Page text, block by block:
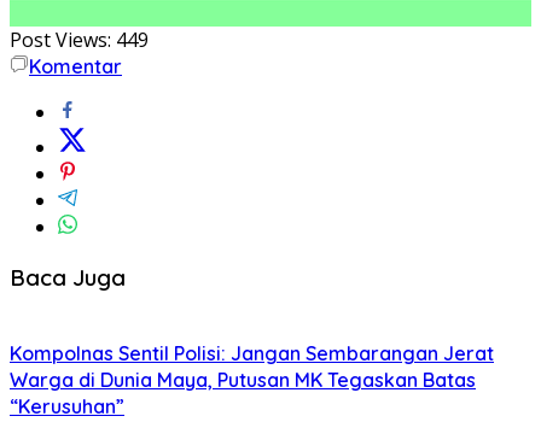
Post Views: 449
Komentar
Baca Juga
Kompolnas Sentil Polisi: Jangan Sembarangan Jerat
Warga di Dunia Maya, Putusan MK Tegaskan Batas
“Kerusuhan”